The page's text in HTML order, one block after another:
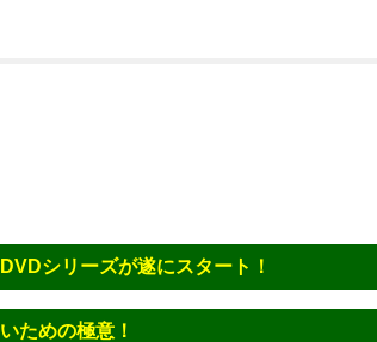
シリーズが遂にスタート！
ための極意！